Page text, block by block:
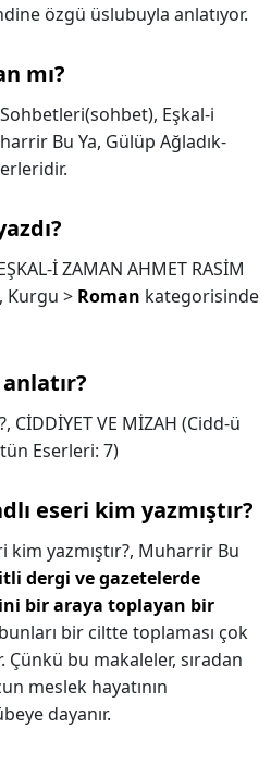
özgü üslubuyla anlatıyor.
mı?
Sohbetleri(sohbet), Eşkal-i
Bu Ya, Gülüp Ağladık-
İ ZAMAN AHMET RASİM
Kurgu > Roman kategorisinde
CİDDİYET VE MİZAH (Cidd-ü
Eserleri: 7)
eseri kim yazmıştır?
kim yazmıştır?, Muharrir Bu
dergi ve gazetelerde
bir araya toplayan bir
bir ciltte toplaması çok
Çünkü bu makaleler, sıradan
meslek hayatının
dayanır.